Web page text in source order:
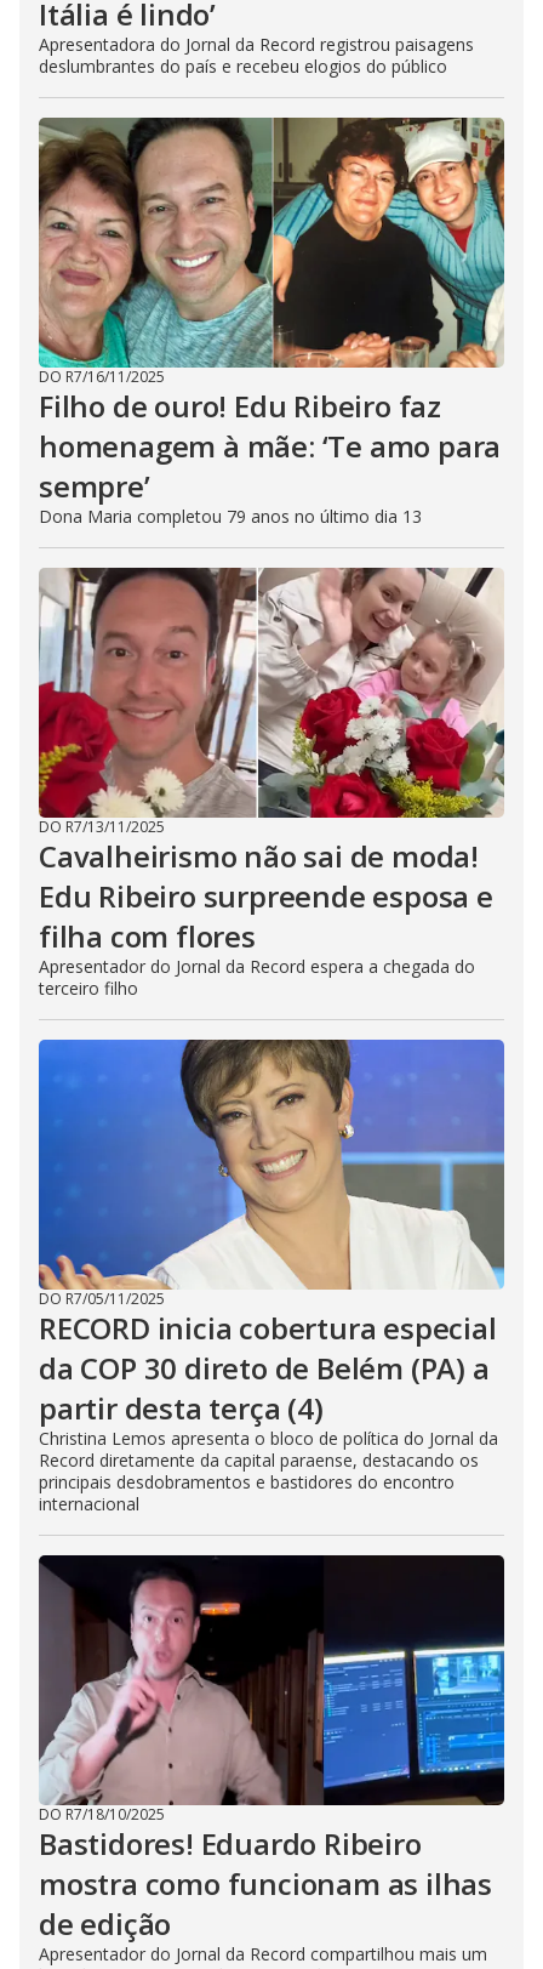
Itália é lindo’
Apresentadora do Jornal da Record registrou paisagens
deslumbrantes do país e recebeu elogios do público
DO R7/16/11/2025
Filho de ouro! Edu Ribeiro faz
homenagem à mãe: ‘Te amo para
sempre’
Dona Maria completou 79 anos no último dia 13
DO R7/13/11/2025
Cavalheirismo não sai de moda!
Edu Ribeiro surpreende esposa e
filha com flores
Apresentador do Jornal da Record espera a chegada do
terceiro filho
DO R7/05/11/2025
RECORD inicia cobertura especial
da COP 30 direto de Belém (PA) a
partir desta terça (4)
Christina Lemos apresenta o bloco de política do Jornal da
Record diretamente da capital paraense, destacando os
principais desdobramentos e bastidores do encontro
internacional
DO R7/18/10/2025
Bastidores! Eduardo Ribeiro
mostra como funcionam as ilhas
de edição
Apresentador do Jornal da Record compartilhou mais um